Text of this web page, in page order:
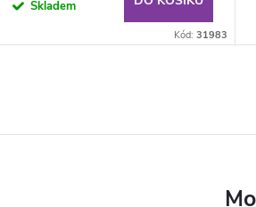
Skladem
Kód: 31983